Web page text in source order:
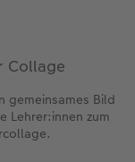
Collage
gemeinsames Bild
Lehrer:innen zum